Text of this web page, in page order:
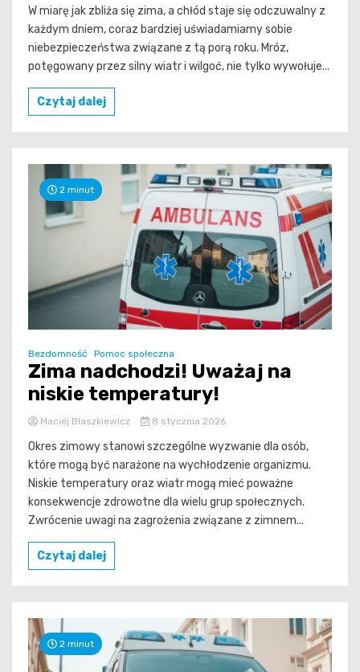
W miarę jak zbliża się zima, a chłód staje się odczuwalny z
każdym dniem, coraz bardziej uświadamiamy sobie
niebezpieczeństwa związane z tą porą roku. Mróz,
potęgowany przez silny wiatr i wilgoć, nie tylko wywołuje...
Czytaj dalej
2 minut
Bezdomność Pomoc społeczna
Zima nadchodzi! Uważaj na
niskie temperatury!
Maciej Błaszkiewicz 8 stycznia 2026
Okres zimowy stanowi szczególne wyzwanie dla osób,
które mogą być narażone na wychłodzenie organizmu.
Niskie temperatury oraz wiatr mogą mieć poważne
konsekwencje zdrowotne dla wielu grup społecznych.
Zwrócenie uwagi na zagrożenia związane z zimnem...
Czytaj dalej
2 minut